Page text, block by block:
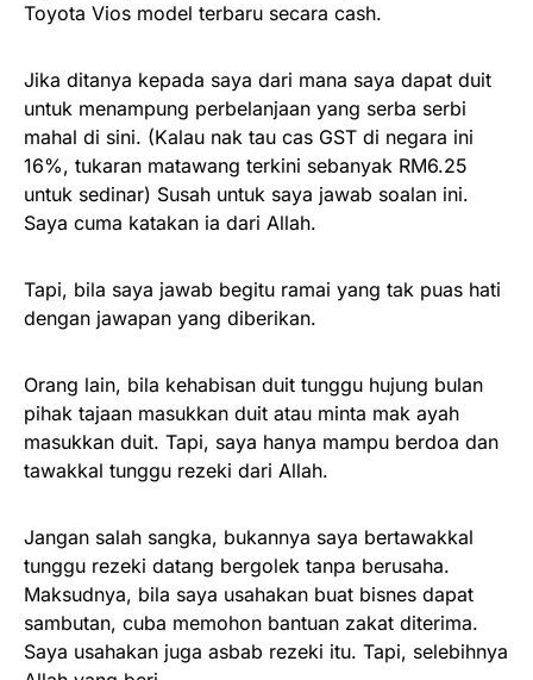
Toyota Vios model terbaru secara cash.
Jika ditanya kepada saya dari mana saya dapat duit
untuk menampung perbelanjaan yang serba serbi
mahal di sini. (Kalau nak tau cas GST di negara ini
16%, tukaran matawang terkini sebanyak RM6.25
untuk sedinar) Susah untuk saya jawab soalan ini.
Saya cuma katakan ia dari Allah.
Tapi, bila saya jawab begitu ramai yang tak puas hati
dengan jawapan yang diberikan.
Orang lain, bila kehabisan duit tunggu hujung bulan
pihak tajaan masukkan duit atau minta mak ayah
masukkan duit. Tapi, saya hanya mampu berdoa dan
tawakkal tunggu rezeki dari Allah.
Jangan salah sangka, bukannya saya bertawakkal
tunggu rezeki datang bergolek tanpa berusaha.
Maksudnya, bila saya usahakan buat bisnes dapat
sambutan, cuba memohon bantuan zakat diterima.
Saya usahakan juga asbab rezeki itu. Tapi, selebihnya